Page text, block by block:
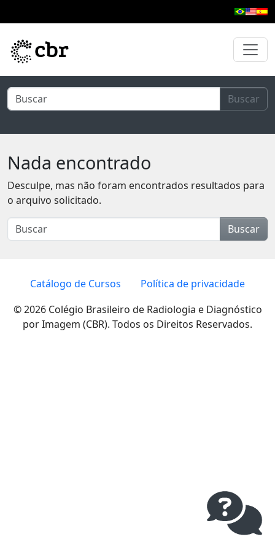
Buscar
Nada encontrado
Desculpe, mas não foram encontrados resultados para
o arquivo solicitado.
Buscar
Catálogo de Cursos
Política de privacidade
© 2026 Colégio Brasileiro de Radiologia e Diagnóstico
por Imagem (CBR). Todos os Direitos Reservados.